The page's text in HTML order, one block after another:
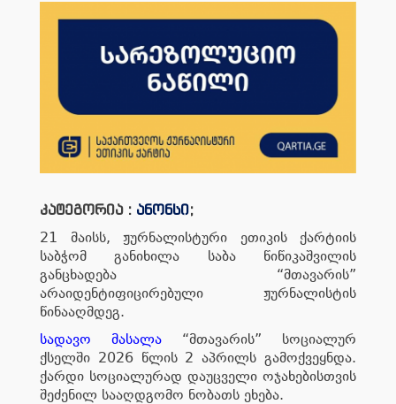
კატეგორია : ანონსი;
21 მაისს, ჟურნალისტური ეთიკის ქარტიის
საბჭომ განიხილა საბა წიწიკაშვილის
განცხადება “მთავარის”
არაიდენტიფიცირებული ჟურნალისტის
წინააღმდეგ.
სადავო მასალა “მთავარის” სოციალურ
ქსელში 2026 წლის 2 აპრილს გამოქვეყნდა.
ქარდი სოციალურად დაუცველი ოჯახებისთვის
შეძენილ სააღდგომო ნობათს ეხება.